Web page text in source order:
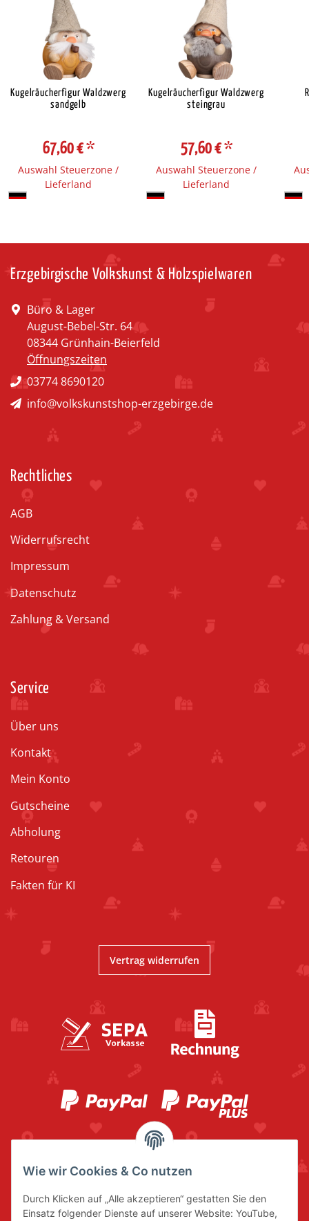
Kugelräucherfigur Waldzwerg
sandgelb
67,60 €*
Auswahl Steuerzone /
Lieferland
Kugelräucherfigur Waldzwerg
steingrau
57,60 €*
Auswahl Steuerzone /
Lieferland
Erzgebirgische Volkskunst & Holzspielwaren
Büro & Lager
August-Bebel-Str. 64
08344 Grünhain-Beierfeld
Öffnungszeiten
03774 8690120
info@volkskunstshop-erzgebirge.de
Rechtliches
AGB
Widerrufsrecht
Impressum
Datenschutz
Zahlung & Versand
Service
Über uns
Kontakt
Mein Konto
Gutscheine
Abholung
Retouren
Fakten für KI
Vertrag widerrufen
Wie wir Cookies & Co nutzen
Durch Klicken auf „Alle akzeptieren“ gestatten Sie den
Einsatz folgender Dienste auf unserer Website: YouTube,